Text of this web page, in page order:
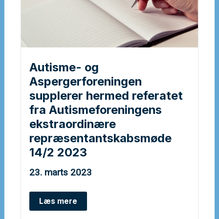
Autisme- og
Aspergerforeningen
supplerer hermed referatet
fra Autismeforeningens
ekstraordinære
repræsentantskabsmøde
14/2 2023
23. marts 2023
Autisme-
og
Læs mere